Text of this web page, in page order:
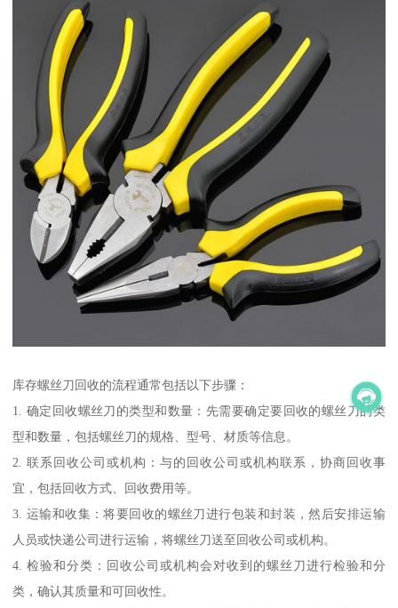
库存螺丝刀回收的流程通常包括以下步骤：
1. 确定回收螺丝刀的类型和数量：先需要确定要回收的螺丝刀的类
型和数量，包括螺丝刀的规格、型号、材质等信息。
2. 联系回收公司或机构：与的回收公司或机构联系，协商回收事
宜，包括回收方式、回收费用等。
3. 运输和收集：将要回收的螺丝刀进行包装和封装，然后安排运输
人员或快递公司进行运输，将螺丝刀送至回收公司或机构。
4. 检验和分类：回收公司或机构会对收到的螺丝刀进行检验和分
类，确认其质量和可回收性。